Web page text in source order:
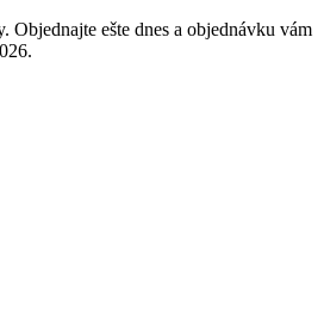
Objednajte ešte dnes a objednávku vám